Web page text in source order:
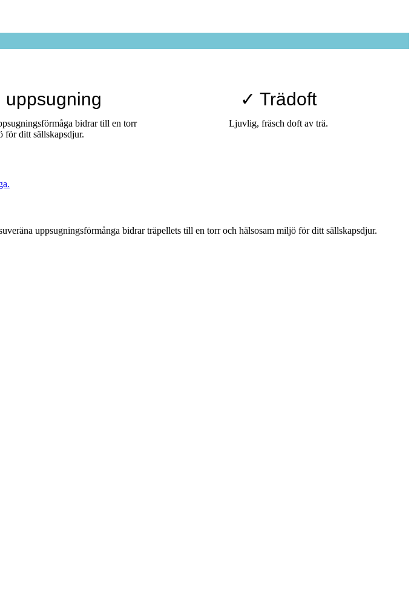
bidrar till en torr
för ditt sällskapsdjur.
✓ Trädoft
Ljuvlig, fräsch doft av trä.
uppsugningsförmånga bidrar träpellets till en torr och hälsosam miljö för ditt sällskapsdjur.